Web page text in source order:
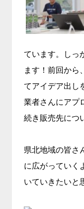
ています。しっ
ます！前回から
てアイデア出し
業者さんにアプ
続き販売先につ
県北地域の皆さ
に広がっていく
いていきたいと